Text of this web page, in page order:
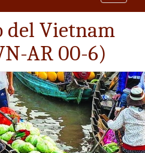
del Vietnam
AR 00-6)